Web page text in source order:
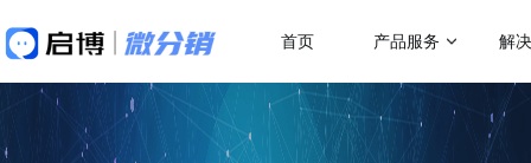
首页 产品服务 解
做社交电商，找启博 热门应用场
解决方案
关于我们